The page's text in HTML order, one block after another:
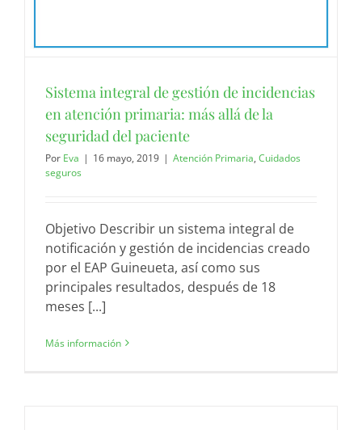
Sistema integral de gestión de incidencias
en atención primaria: más allá de la
seguridad del paciente
Por Eva | 16 mayo, 2019 | Atención Primaria, Cuidados
seguros
Objetivo Describir un sistema integral de
notificación y gestión de incidencias creado
por el EAP Guineueta, así como sus
principales resultados, después de 18
meses [...]
Más información